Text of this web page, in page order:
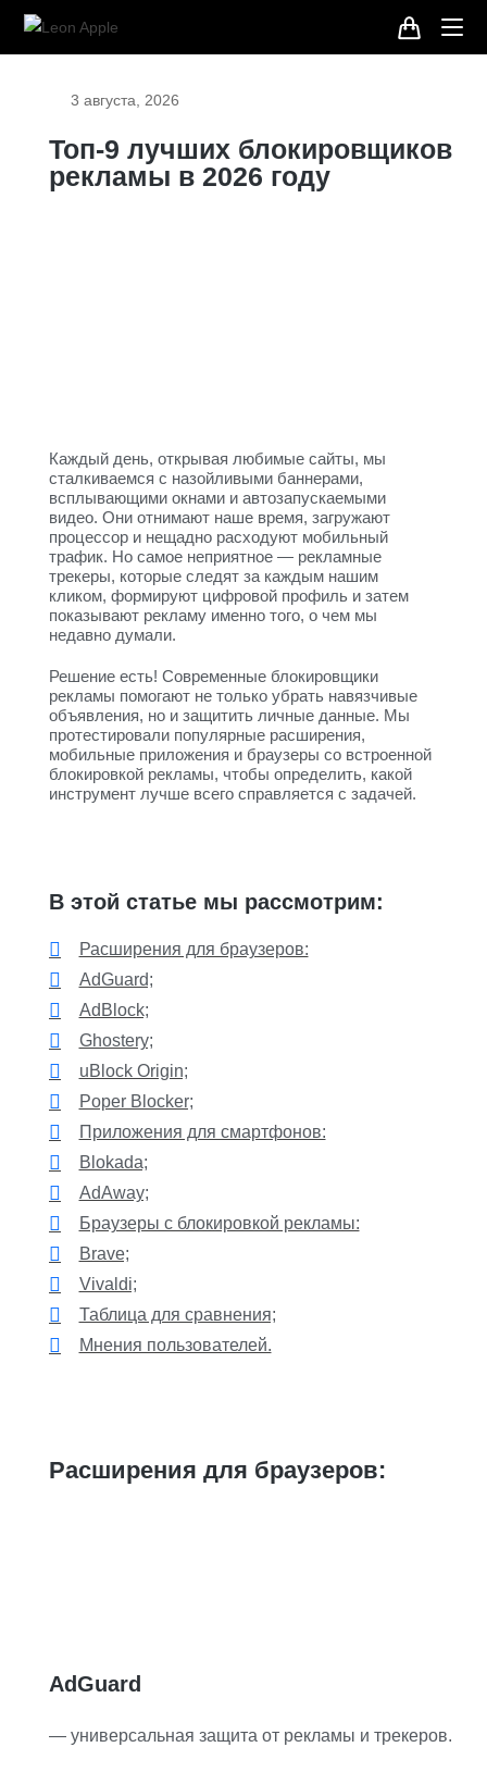
3 августа, 2026
Топ-9 лучших блокировщиков
рекламы в 2026 году
Каждый день, открывая любимые сайты, мы
сталкиваемся с назойливыми баннерами,
всплывающими окнами и автозапускаемыми
видео. Они отнимают наше время, загружают
процессор и нещадно расходуют мобильный
трафик. Но самое неприятное — рекламные
трекеры, которые следят за каждым нашим
кликом, формируют цифровой профиль и затем
показывают рекламу именно того, о чем мы
недавно думали.
Решение есть! Современные блокировщики
рекламы помогают не только убрать навязчивые
объявления, но и защитить личные данные. Мы
протестировали популярные расширения,
мобильные приложения и браузеры со встроенной
блокировкой рекламы, чтобы определить, какой
инструмент лучше всего справляется с задачей.
В этой статье мы рассмотрим:
Расширения для браузеров:
AdGuard;
AdBlock;
Ghostery;
uBlock Origin;
Poper Blocker;
Приложения для смартфонов:
Blokada;
AdAway;
Браузеры с блокировкой рекламы:
Brave;
Vivaldi;
Таблица для сравнения;
Мнения пользователей.
Расширения для браузеров:
AdGuard
— универсальная защита от рекламы и трекеров.